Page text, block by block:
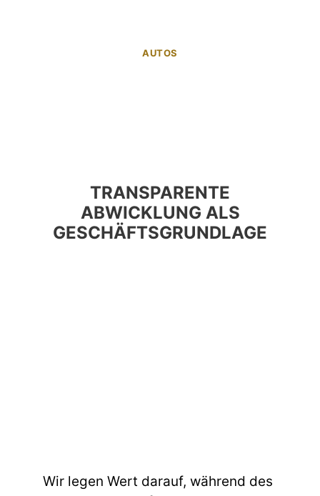
AUTOS
TRANSPARENTE
ABWICKLUNG ALS
GESCHÄFTSGRUNDLAGE
Wir legen Wert darauf, während des